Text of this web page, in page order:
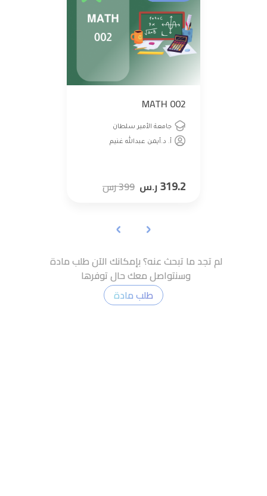
MATH 002
جامعة الأمير سلطان
أ. د.أيمن عبدالله غنيم
319.2ر.س 399رس
لم تجد ما تبحث عنه؟ بإمكانك الآن طلب مادة
وسنتواصل معك حال توفرها
طلب مادة